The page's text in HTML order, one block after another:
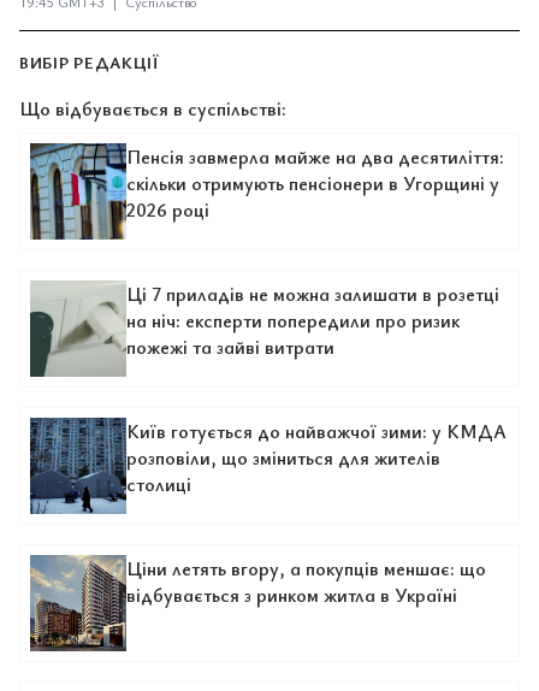
ВИБІР РЕДАКЦІЇ
Що відбувається в суспільстві:
Пенсія завмерла майже на два десятиліття:
скільки отримують пенсіонери в Угорщині у
2026 році
Ці 7 приладів не можна залишати в розетці
на ніч: експерти попередили про ризик
пожежі та зайві витрати
Київ готується до найважчої зими: у КМДА
розповіли, що зміниться для жителів
столиці
Ціни летять вгору, а покупців меншає: що
відбувається з ринком житла в Україні